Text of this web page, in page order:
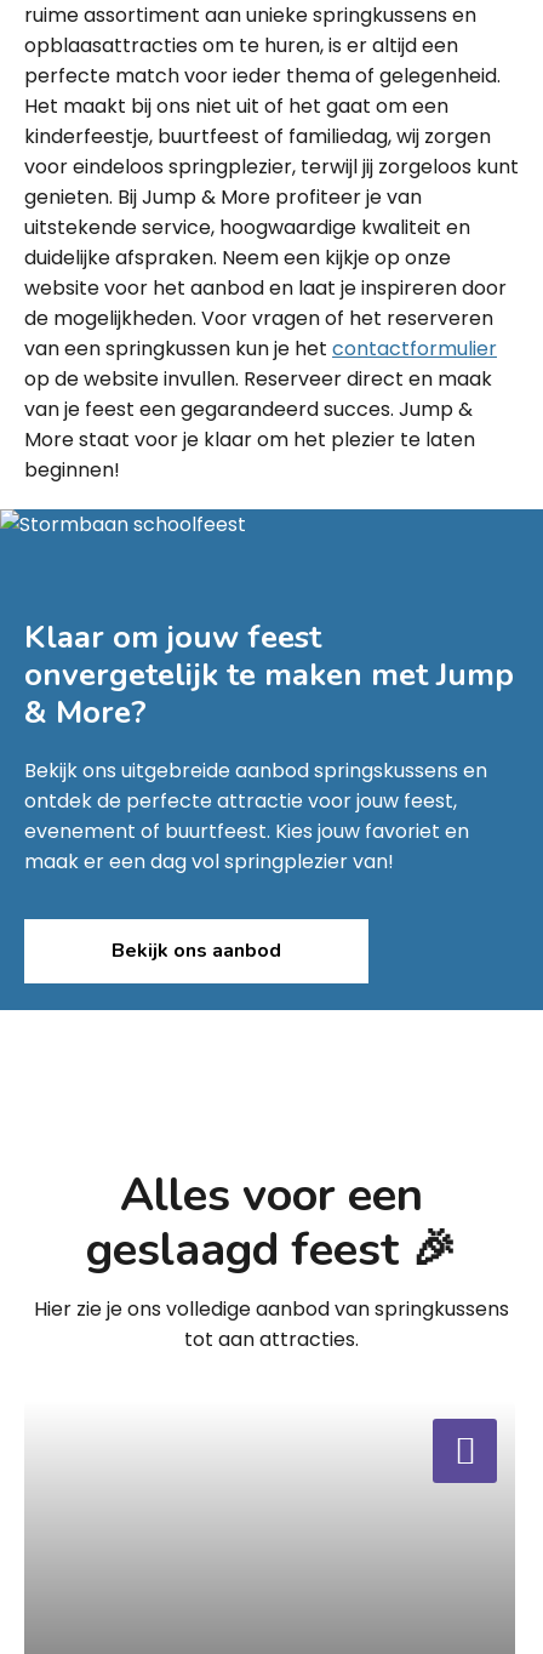
ruime assortiment aan unieke springkussens en
opblaasattracties om te huren, is er altijd een
perfecte match voor ieder thema of gelegenheid.
Het maakt bij ons niet uit of het gaat om een
kinderfeestje, buurtfeest of familiedag, wij zorgen
voor eindeloos springplezier, terwijl jij zorgeloos kunt
genieten. Bij Jump & More profiteer je van
uitstekende service, hoogwaardige kwaliteit en
duidelijke afspraken. Neem een kijkje op onze
website voor het aanbod en laat je inspireren door
de mogelijkheden. Voor vragen of het reserveren
van een springkussen kun je het contactformulier
op de website invullen. Reserveer direct en maak
van je feest een gegarandeerd succes. Jump &
More staat voor je klaar om het plezier te laten
beginnen!
Klaar om jouw feest
onvergetelijk te maken metJump
& More?
Bekijk ons uitgebreide aanbod springskussens en
ontdek de perfecte attractie voor jouw feest,
evenement of buurtfeest. Kies jouw favoriet en
maak er een dag vol springplezier van!
Bekijk ons aanbod
Alles voor een
geslaagd feest 🎉
Hier zie je ons volledige aanbod van springkussens
tot aan attracties.